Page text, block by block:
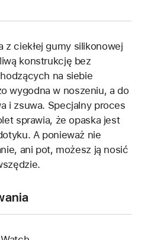
z ciekłej gumy silikonowej
konstrukcję bez
na siebie
wygodna w noszeniu, a do
i zsuwa. Specjalny proces
sprawia, że opaska jest
A ponieważ nie
ani pot, możesz ją nosić